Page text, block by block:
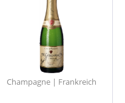
Champagne | Frankreich